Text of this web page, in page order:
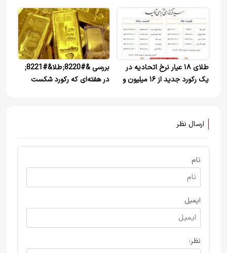
طلای ۱۸ عیار نرخ اتحادیه در
یک رکورد جدید از ۱۶ میلیون و
بررسی &#8220;طلا&#8221;
در هفته‌ای که رکورد شکست
ارسال نظر
نام
ایمیل
نظر: